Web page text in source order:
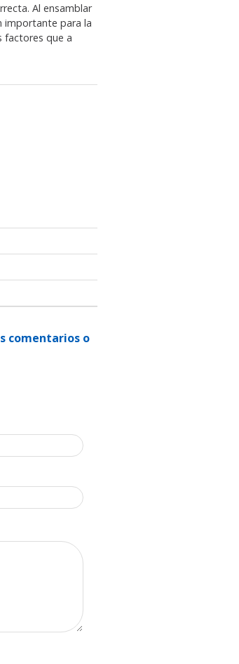
Al ensamblar
importante para la
factores que a
comentarios o